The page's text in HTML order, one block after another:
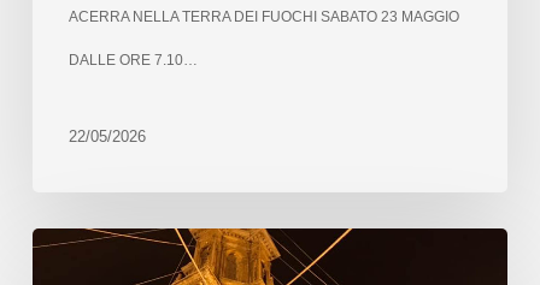
ACERRA NELLA TERRA DEI FUOCHI SABATO 23 MAGGIO
DALLE ORE 7.10…
22/05/2026